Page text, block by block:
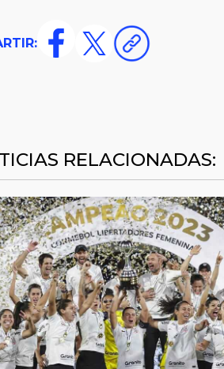
RELACIONADAS: